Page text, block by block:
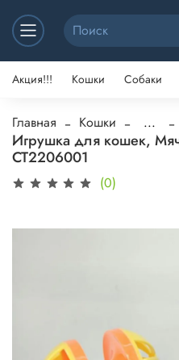
Акция!!! Кошки Собаки
Главная Кошки ...
Игрушка для кошек,
CT2206001
(0)